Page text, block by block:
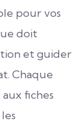
pour vos
doit
et guider
Chaque
fiches